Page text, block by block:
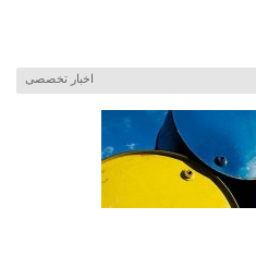
اخبار تخصصی